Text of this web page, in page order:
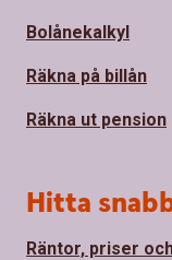
Bolånekalkyl
Räkna på billån
Räkna ut pension
Hitta
Räntor, priser